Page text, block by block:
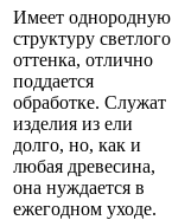
Имеет однородную
структуру светлого
оттенка, отлично
поддается
обработке. Служат
изделия из ели
долго, но, как и
любая древесина,
она нуждается в
ежегодном уходе.